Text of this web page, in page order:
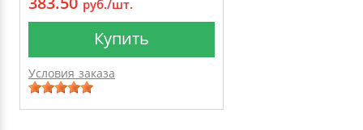
руб./шт.
Купить
Условия заказа